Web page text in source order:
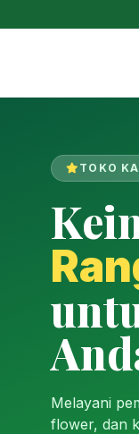
TOKO
Melayani
flower, dan